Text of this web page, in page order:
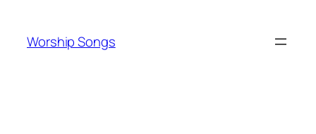
content
Worship Songs